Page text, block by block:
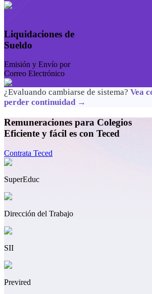
Liquidaciones de
Sueldo
Emisión y Envío por
Correo Electrónico
¿Evaluando cambiarse de sistema? Vea
perder continuidad →
Remuneraciones para Colegios
Eficiente y fácil es con Teced
Contrata Teced
SuperEduc
Dirección del Trabajo
SII
Previred